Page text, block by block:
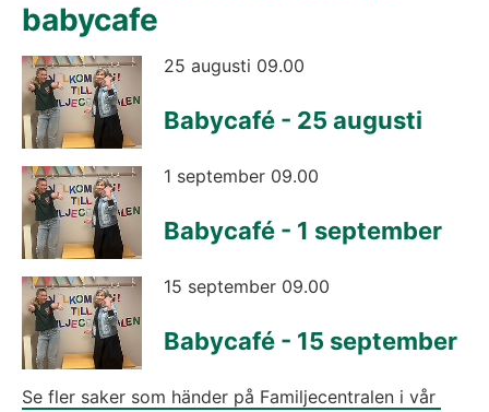
babycafe
25 augusti 09.00
Babycafé - 25 augusti
1 september 09.00
Babycafé - 1 september
15 september 09.00
Babycafé - 15 september
Se fler saker som händer på Familjecentralen i vår